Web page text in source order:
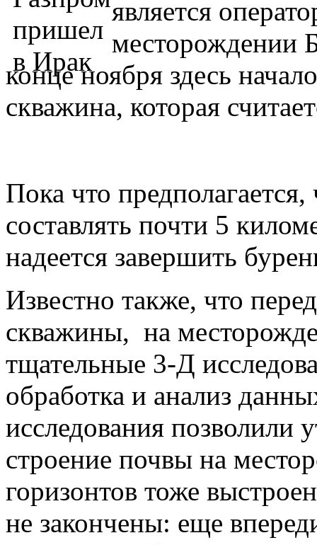
является
месторождении
конце ноября здесь
скважина, которая
Пока что
составлять почти 5
надеется завершить
Известно также, что
скважины, на
тщательные 3-Д
обработка и анализ
исследования позволили
строение почвы на
горизонтов тоже
не закончены: еще